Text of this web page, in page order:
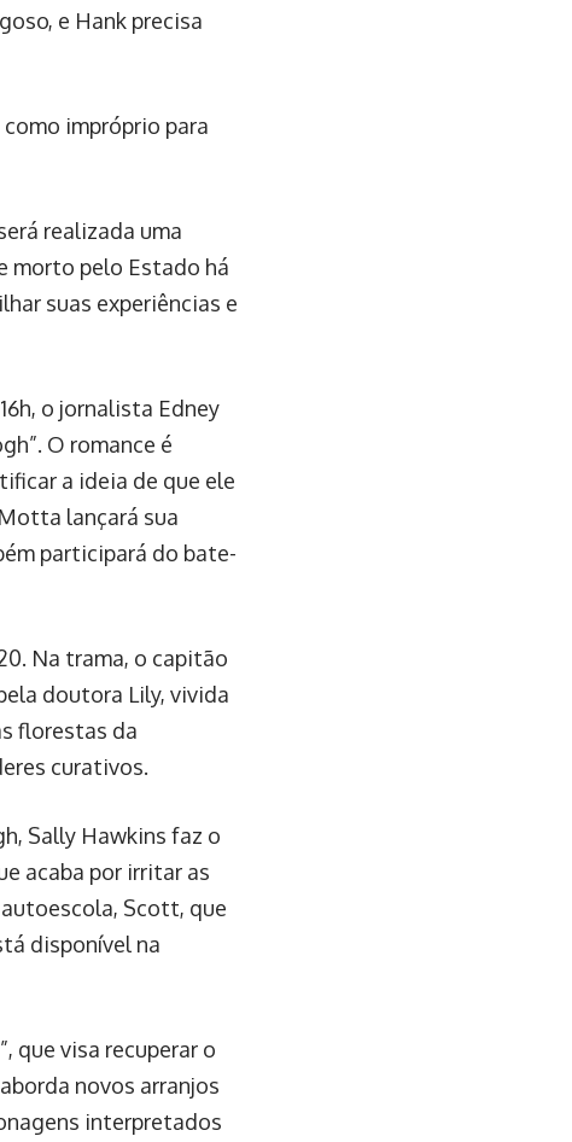
e Hank precisa
impróprio para
realizada uma
morto pelo Estado há
suas experiências e
o jornalista Edney
O romance é
a ideia de que ele
lançará sua
participará do bate-
Na trama, o capitão
doutora Lily, vivida
florestas da
curativos.
Sally Hawkins faz o
acaba por irritar as
Scott, que
disponível na
que visa recuperar o
novos arranjos
interpretados